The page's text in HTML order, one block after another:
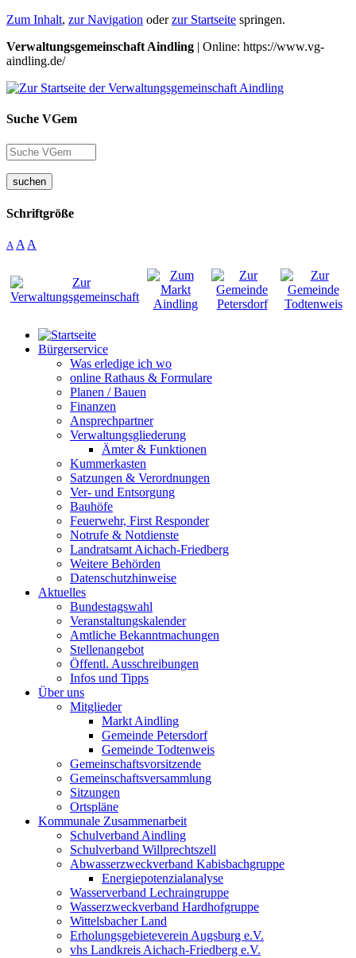
Zum Inhalt, zur Navigation oderzur Startseite springen.
Verwaltungsgemeinschaft Aindling | Online: https://www.vg-
aindling.de/
Suche VGem
suchen
Schriftgröße
A A A
Bürgerservice
Was erledige ich wo
online Rathaus & Formulare
Planen / Bauen
Finanzen
Ansprechpartner
Verwaltungsgliederung
Ämter & Funktionen
Kummerkasten
Satzungen & Verordnungen
Ver- und Entsorgung
Bauhöfe
Feuerwehr, First Responder
Notrufe & Notdienste
Landratsamt Aichach-Friedberg
Weitere Behörden
Datenschutzhinweise
Aktuelles
Bundestagswahl
Veranstaltungskalender
Amtliche Bekanntmachungen
Stellenangebot
Öffentl. Ausschreibungen
Infos und Tipps
Über uns
Mitglieder
Markt Aindling
Gemeinde Petersdorf
Gemeinde Todtenweis
Gemeinschaftsvorsitzende
Gemeinschaftsversammlung
Sitzungen
Ortspläne
Kommunale Zusammenarbeit
Schulverband Aindling
Schulverband Willprechtszell
Abwasserzweckverband Kabisbachgruppe
Energiepotenzialanalyse
Wasserverband Lechraingruppe
Wasserzweckverband Hardhofgruppe
Wittelsbacher Land
Erholungsgebieteverein Augsburg e.V.
vhs Landkreis Aichach-Friedberg e.V.